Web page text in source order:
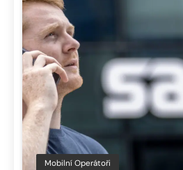
Mobilní Operátoři